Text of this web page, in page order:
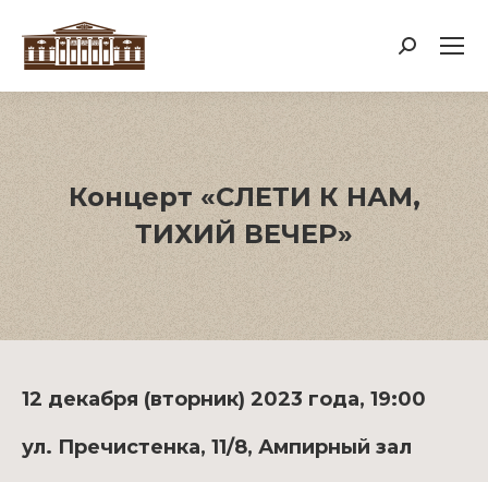
Поиск:
Концерт «СЛЕТИ К НАМ,
ТИХИЙ ВЕЧЕР»
12 декабря (вторник) 2023 года, 19:00
ул. Пречистенка, 11/8, Ампирный зал